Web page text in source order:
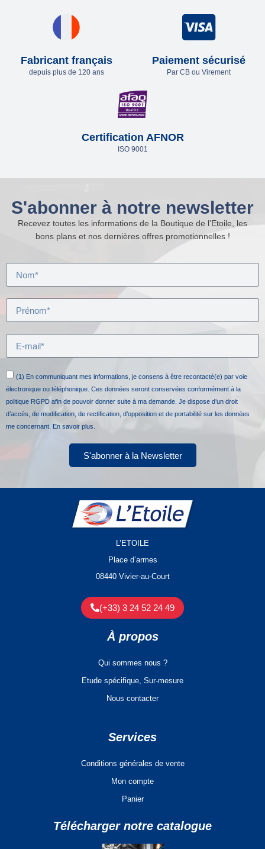
Fabricant français
depuis plus de 120 ans
Paiement sécurisé
Par CB ou Virement
Certification AFNOR
ISO 9001
S'abonner à notre newsletter
Recevez toutes les informations de la Boutique de l’Etoile, les
bons plans et nos dernières offres promotionnelles !
(1) En communiquant mes informations, je consens à être recontacté(e) par voie
électronique ou téléphonique. Ces données seront conservées conformément à la
politique RGPD afin de pouvoir donner suite à ma demande. Je dispose d’un droit
d’accès, de modification, de rectification, d’opposition et de portabilité sur les données
me concernant. En savoir plus.
S'abonner à la Newsletter
L’ETOILE
Place d’armes
08440 Vivier-au-Court
(+33) 3 24 52 24 49
À propos
Qui sommes nous ?
Etude spécifique, Sur-mesure
Nous contacter
Services
Conditions générales de vente
Mon compte
Panier
Télécharger notre catalogue